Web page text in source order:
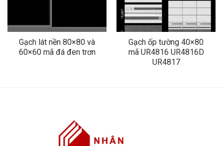
Gạch lát nền 80×80 và
60×60 mã đá đen trơn
Gạch ốp tường 40×80
mã UR4816 UR4816D
UR4817